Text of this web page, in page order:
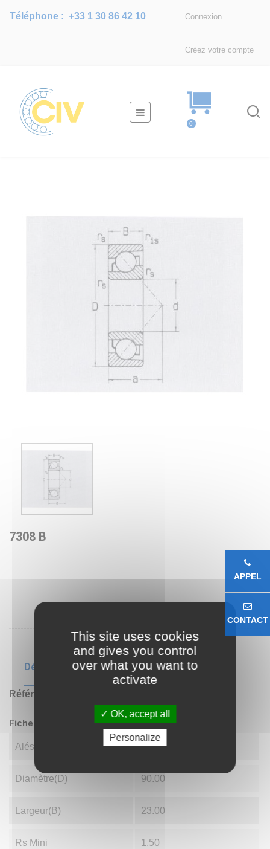
Connexion
Créez votre compte
Téléphone :+33 1 30 86 42 10
Basculer
la
☰
0
7308 B
Détails du produit
Référence
Fiche technique
Alésage(d) 40.00
Diamètre(D) 90.00
Largeur(B) 23.00
Rs Mini 1.50
APPEL
CONTACT
This site uses cookies
and gives you control
over what you want to
activate
OK, accept all
Personalize